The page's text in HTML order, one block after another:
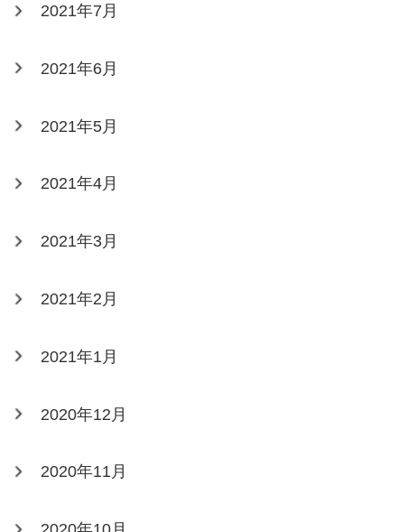
2021年7月
2021年6月
2021年5月
2021年4月
2021年3月
2021年2月
2021年1月
2020年12月
2020年11月